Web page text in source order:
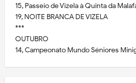
15, Passeio de Vizela à Quinta da
19, NOITE BRANCA DE VIZELA
***
OUTUBRO
14, Campeonato Mundo Séniores